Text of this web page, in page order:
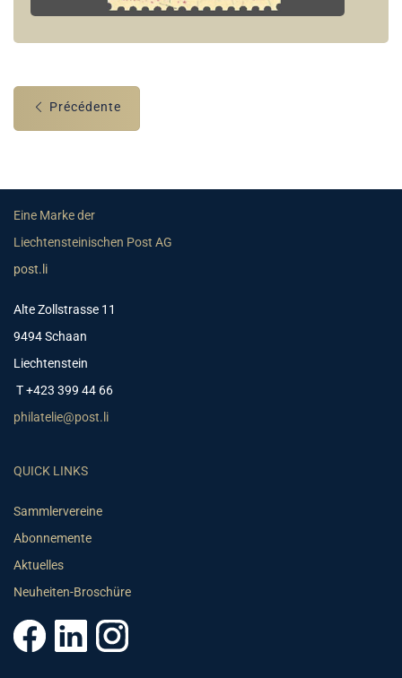
Précédente
Eine Marke der
Liechtensteinischen Post AG
post.li
Alte Zollstrasse 11
9494 Schaan
Liechtenstein
T +423 399 44 66
philatelie@post.li
QUICK LINKS
Sammlervereine
Abonnemente
Aktuelles
Neuheiten-Broschüre